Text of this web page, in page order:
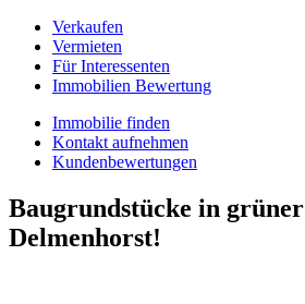
Verkaufen
Vermieten
Für Interessenten
Immobilien Bewertung
Immobilie finden
Kontakt aufnehmen
Kundenbewertungen
Baugrundstücke in
Delmenhorst!